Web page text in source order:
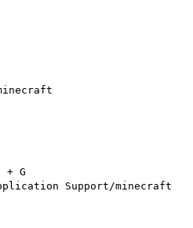
+ G
Support/minecraft